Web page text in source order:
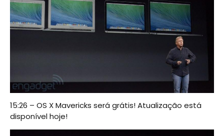
15:26 – OS X Mavericks será grátis! Atualização está
disponível hoje!